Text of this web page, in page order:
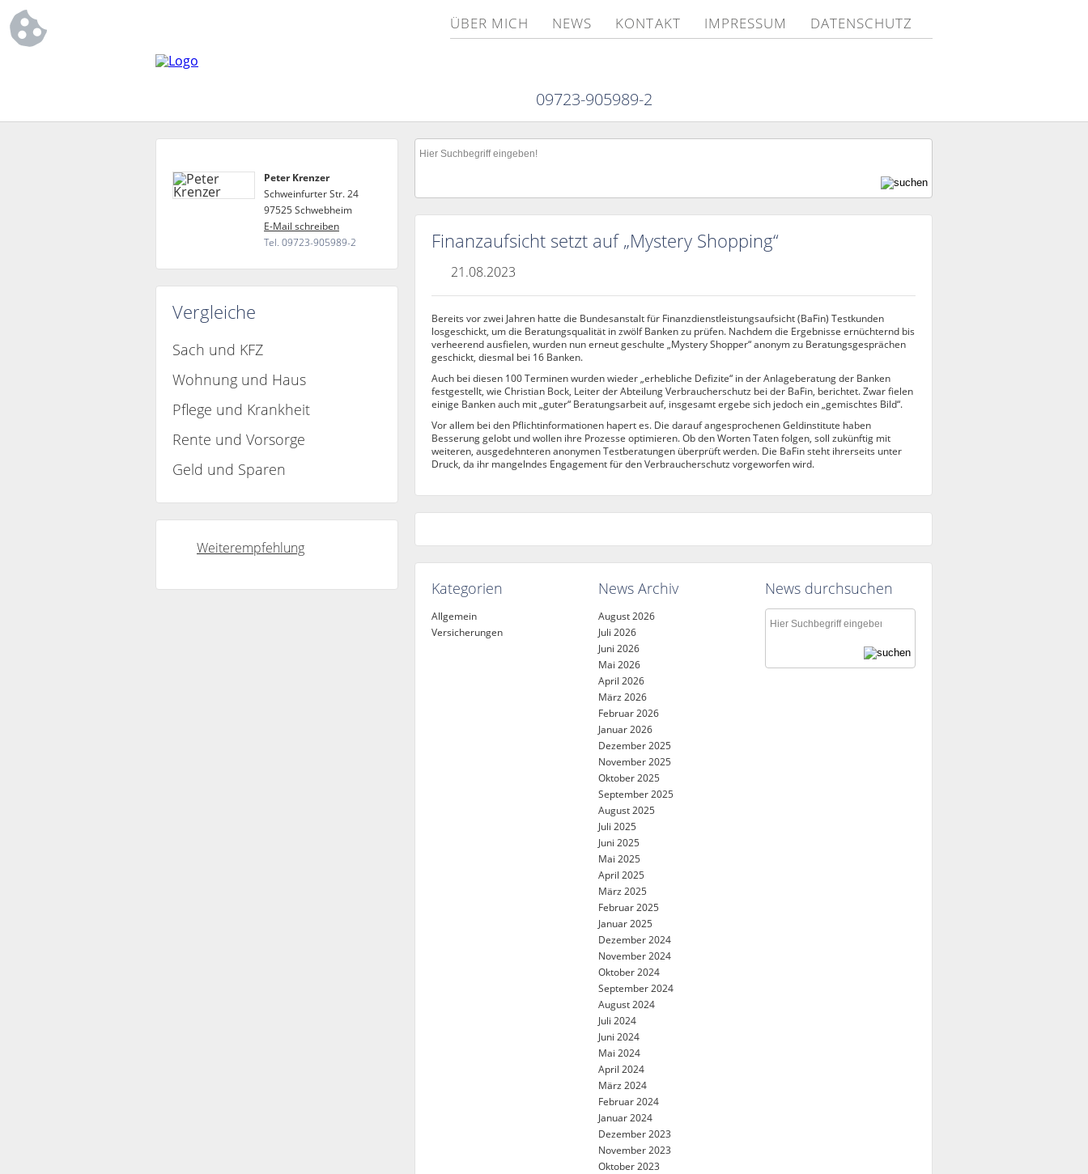
ÜBER MICH NEWS KONTAKT IMPRESSUM DATENSCHUTZ
09723-905989-2
Peter Krenzer
Schweinfurter Str. 24
97525 Schwebheim
E-Mail schreiben
Tel. 09723-905989-2
Vergleiche
Sach und KFZ
Wohnung und Haus
Pflege und Krankheit
Rente und Vorsorge
Geld und Sparen
Weiterempfehlung
Finanzaufsicht setzt auf „Mystery Shopping“
21.08.2023
Bereits vor zwei Jahren hatte die Bundesanstalt für Finanzdienstleistungsaufsicht (BaFin) Testkunden
losgeschickt, um die Beratungsqualität in zwölf Banken zu prüfen. Nachdem die Ergebnisse ernüchternd bis
verheerend ausfielen, wurden nun erneut geschulte „Mystery Shopper“ anonym zu Beratungsgesprächen
geschickt, diesmal bei 16 Banken.
Auch bei diesen 100 Terminen wurden wieder „erhebliche Defizite“ in der Anlageberatung der Banken
festgestellt, wie Christian Bock, Leiter der Abteilung Verbraucherschutz bei der BaFin, berichtet. Zwar fielen
einige Banken auch mit „guter“ Beratungsarbeit auf, insgesamt ergebe sich jedoch ein „gemischtes Bild“.
Vor allem bei den Pflichtinformationen hapert es. Die darauf angesprochenen Geldinstitute haben
Besserung gelobt und wollen ihre Prozesse optimieren. Ob den Worten Taten folgen, soll zukünftig mit
weiteren, ausgedehnteren anonymen Testberatungen überprüft werden. Die BaFin steht ihrerseits unter
Druck, da ihr mangelndes Engagement für den Verbraucherschutz vorgeworfen wird.
Kategorien
Allgemein
Versicherungen
News Archiv
August 2026
Juli 2026
Juni 2026
Mai 2026
April 2026
März 2026
Februar 2026
Januar 2026
Dezember 2025
November 2025
Oktober 2025
September 2025
August 2025
Juli 2025
Juni 2025
Mai 2025
April 2025
März 2025
Februar 2025
Januar 2025
Dezember 2024
November 2024
Oktober 2024
September 2024
August 2024
Juli 2024
Juni 2024
Mai 2024
April 2024
März 2024
Februar 2024
Januar 2024
Dezember 2023
November 2023
Oktober 2023
News durchsuchen